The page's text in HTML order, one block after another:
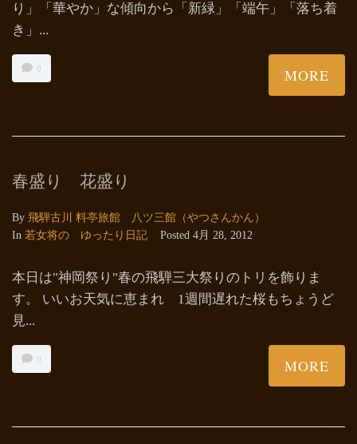
り」「華やか」な傾向から「新緑」「端午」「落ち着
き」...
0 MORE
春盛り 花盛り
By 飛騨古川 料亭旅館 八ツ三館（やつさんかん）
In 若女将の ゆったり日記 Posted 4月 28, 2012
本日は"神岡祭り"春の飛騨三大祭りのトリを飾りま
す。 いいお天気に恵まれ 1週間遅れた桜もちょうど
見...
0 MORE